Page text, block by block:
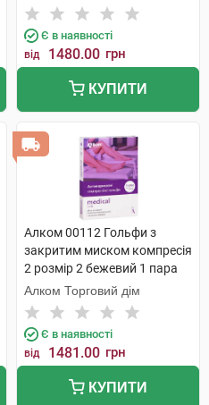
Є в наявності
від 1480.00 грн
КУПИТИ
Алком 00112 Гольфи з
закритим миском компресія
2 розмір 2 бежевий 1 пара
Алком Торговий дім
Є в наявності
від 1481.00 грн
КУПИТИ